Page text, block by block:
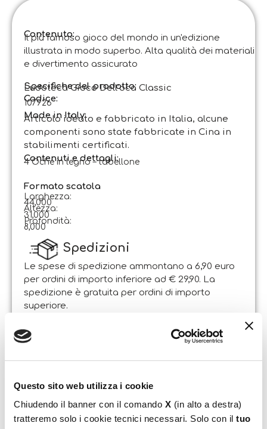
Questo sito web utilizza i cookie
Chiudendo il banner con il comando X (in alto a destra)
tratteremo solo i cookie tecnici necessari. Solo con il tuo
Contenuto:
Il più famoso gioco del mondo in un'edizione
illustrata in modo superbo. Alta qualità dei materiali
e divertimento assicurato
Specifiche del prodotto:
Ludoteca Gioco Dell’oca Classic
Codice:
107926
Made in Italy:
Articolo ideato e fabbricato in Italia, alcune
componenti sono state fabbricate in Cina in
stabilimenti certificati.
Contenuti e dettagli:
4 Oche in legno – tabellone
Formato scatola
Larghezza:
44,000
Altezza:
31,000
Profondità:
8,000
Spedizioni
Le spese di spedizione ammontano a 6,90 euro
per ordini di importo inferiore ad € 29,90. La
spedizione è gratuita per ordini di importo
superiore.
Il pacco sarà spedito entro 1-2 giorni lavorativi
dalla data di ricezione dell’ordine. Sabato e
Resi
non oltre 14 giorni lavorativi dalla data di
ricevimento dei beni, attraverso lettera